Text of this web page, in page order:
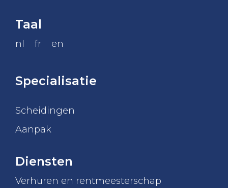
Taal
nl fr en
Specialisatie
Scheidingen
Aanpak
Diensten
Verhuren en rentmeesterschap